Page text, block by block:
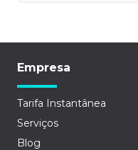
Empresa
Tarifa Instantânea
Serviços
Blog